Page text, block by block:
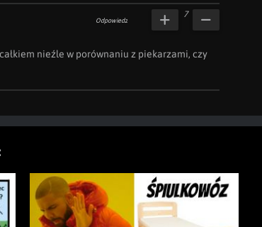
Odpowiedz
nieźle w porównaniu z piekarzami, czy
7